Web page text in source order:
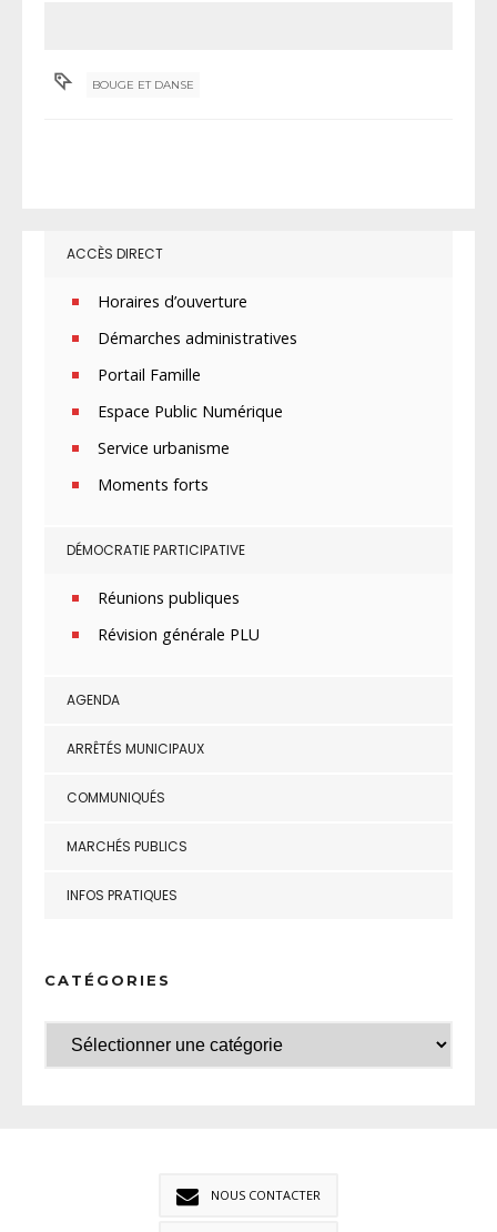
BOUGE ET DANSE
ACCÈS DIRECT
Horaires d’ouverture
Démarches administratives
Portail Famille
Espace Public Numérique
Service urbanisme
Moments forts
DÉMOCRATIE PARTICIPATIVE
Réunions publiques
Révision générale PLU
AGENDA
ARRÊTÉS MUNICIPAUX
COMMUNIQUÉS
MARCHÉS PUBLICS
INFOS PRATIQUES
CATÉGORIES
NOUS CONTACTER